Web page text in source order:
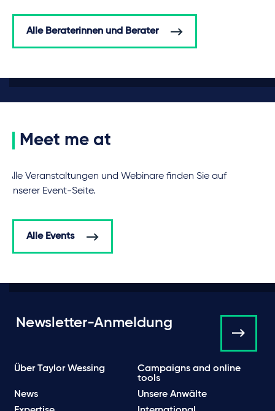
Alle Beraterinnen und Berater
Meet me at
Alle Veranstaltungen und Webinare finden Sie auf
unserer Event-Seite.
Alle Events
Newsletter-Anmeldung
Über Taylor Wessing
Campaigns and online
tools
News
Unsere Anwälte